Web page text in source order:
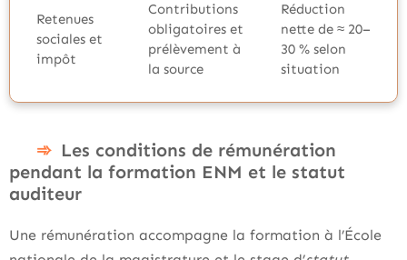
Retenues
sociales et
impôt
Contributions
obligatoires et
prélèvement à
la source
Réduction
nette de ≈ 20–
30 % selon
situation
Les conditions de rémunération
pendant la formation ENM et le statut
auditeur
Une rémunération accompagne la formation à l’École